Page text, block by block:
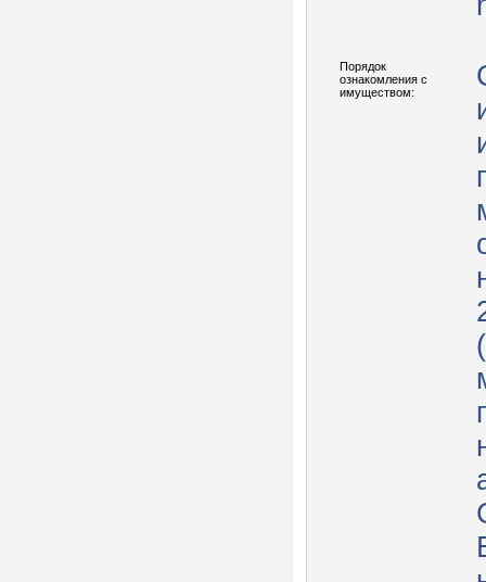
Порядок
ознакомления с
имуществом: